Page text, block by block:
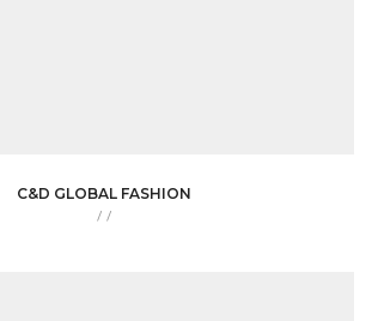
C&D GLOBAL FASHION
/ /